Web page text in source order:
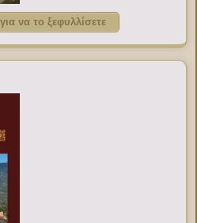
να το ξεφυλλίσετε